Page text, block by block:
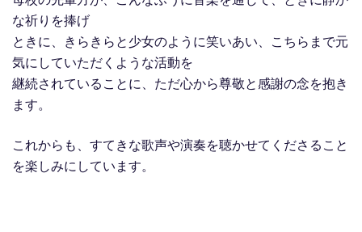
な祈りを捧げ
ときに、きらきらと少女のように笑いあい、こちらまで元
気にしていただくような活動を
継続されていることに、ただ心から尊敬と感謝の念を抱き
ます。
これからも、すてきな歌声や演奏を聴かせてくださること
を楽しみにしています。